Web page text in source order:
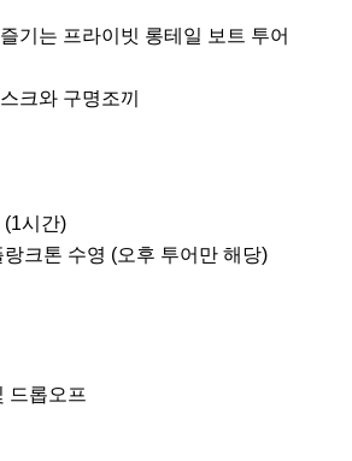
기는 프라이빗 롱테일 보트 투어
크와 구명조끼
(1시간)
크톤 수영 (오후 투어만 해당)
드롭오프